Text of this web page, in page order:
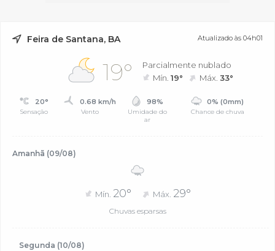
Feira de Santana, BA Atualizado às 04h01
19°
Parcialmente nublado
Mín.19° Máx.33°
20°
Sensação
0.68 km/h
Vento
98%
Umidade do
ar
0% (0mm)
Chance de chuva
Amanhã (09/08)
Mín. 20° Máx. 29°
Chuvas esparsas
Segunda (10/08)